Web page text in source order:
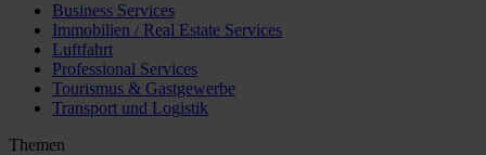
Business Services
Immobilien / Real Estate Services
Luftfahrt
Professional Services
Tourismus & Gastgewerbe
Transport und Logistik
Themen